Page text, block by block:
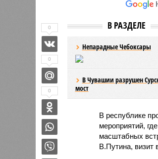
В РАЗДЕЛЕ
Непарадные Чебоксары
В Чувашии разрушен
мост
В республике
мероприятий,
масштабных
В.Путина, визит
0
0
0